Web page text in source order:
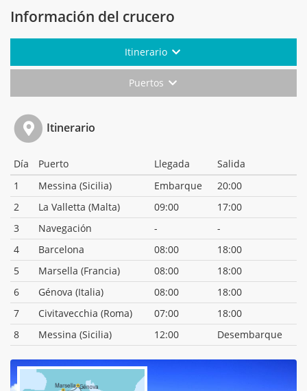
Información del crucero
Itinerario
Puertos
Itinerario
Día Puerto Llegada
Salida
1
Messina (Sicilia) Embarque
20:00
2
La Valletta (Malta) 09:00
17:00
3
Navegación -
-
4
Barcelona 08:00
18:00
5
Marsella (Francia) 08:00
18:00
6
Génova (Italia) 08:00
18:00
7
Civitavecchia (Roma) 07:00
18:00
8
Messina (Sicilia) 12:00 Desembarque